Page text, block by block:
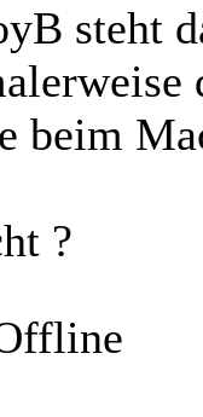
steht
beim
?